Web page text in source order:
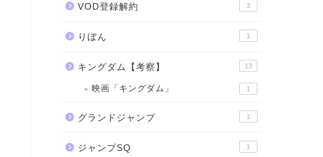
VOD登録解約 3
りぼん 1
キングダム【考察】 13
映画「キングダム」 1
グランドジャンプ 1
ジャンプSQ 1